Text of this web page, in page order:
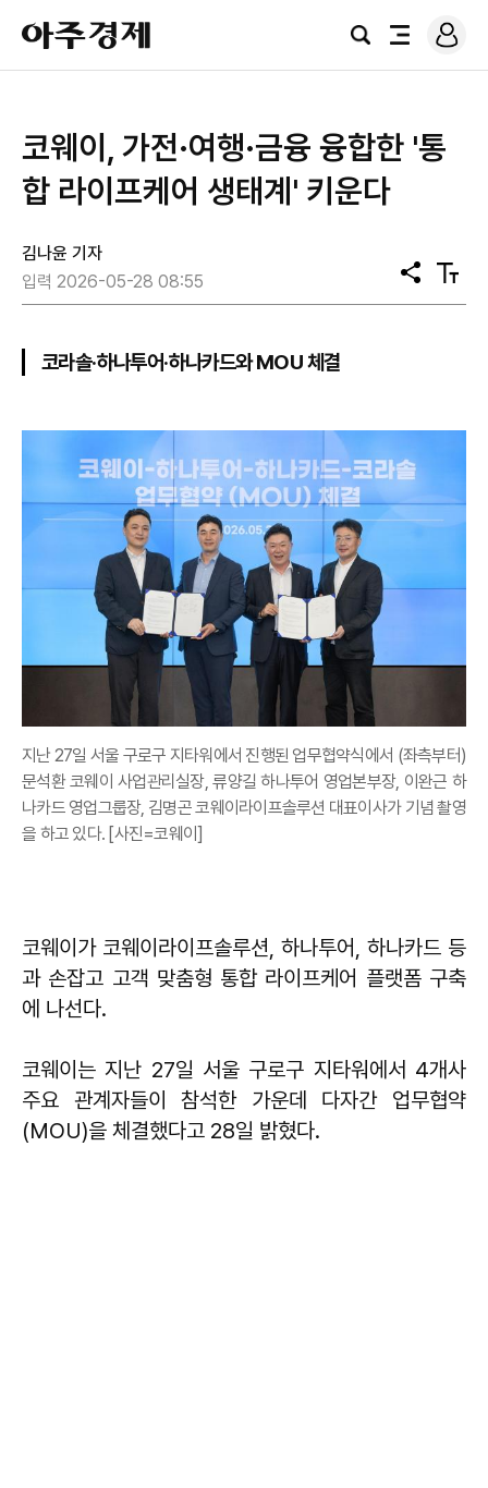
아
주
경
검
전
로
그
코웨이, 가전·여행·금융 융합한 '통
합 라이프케어 생태계' 키운다
김나윤 기자
입력 2026-05-28 08:55
공
유
텍
스
코라솔·하나투어·하나카드와 MOU 체결
지난 27일 서울 구로구 지타워에서 진행된 업무협약식에서 (좌측부터)
문석환 코웨이 사업관리실장, 류양길 하나투어 영업본부장, 이완근 하
나카드 영업그룹장, 김명곤 코웨이라이프솔루션 대표이사가 기념 촬영
을 하고 있다. [사진=코웨이]
코웨이가 코웨이라이프솔루션, 하나투어, 하나카드 등
과 손잡고 고객 맞춤형 통합 라이프케어 플랫폼 구축
에 나선다.
코웨이는 지난 27일 서울 구로구 지타워에서 4개사
주요 관계자들이 참석한 가운데 다자간 업무협약
(MOU)을 체결했다고 28일 밝혔다.